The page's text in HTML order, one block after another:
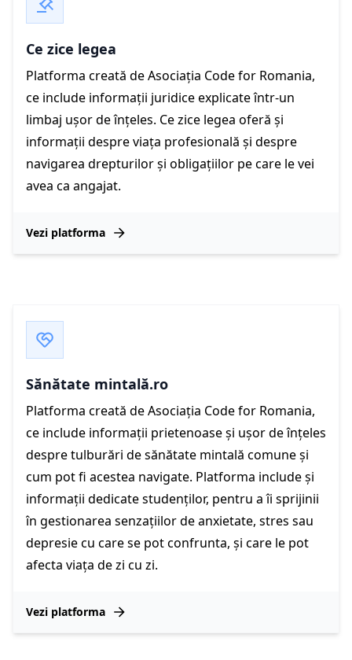
Ce zice legea
Platforma creată de Asociația Code for Romania,
ce include informații juridice explicate într-un
limbaj ușor de înțeles. Ce zice legea oferă și
informații despre viața profesională și despre
navigarea drepturilor și obligațiilor pe care le vei
avea ca angajat.
Vezi platforma
Sănătate mintală.ro
Platforma creată de Asociația Code for Romania,
ce include informații prietenoase și ușor de înțeles
despre tulburări de sănătate mintală comune și
cum pot fi acestea navigate. Platforma include și
informații dedicate studenților, pentru a îi sprijinii
în gestionarea senzațiilor de anxietate, stres sau
depresie cu care se pot confrunta, și care le pot
afecta viața de zi cu zi.
Vezi platforma